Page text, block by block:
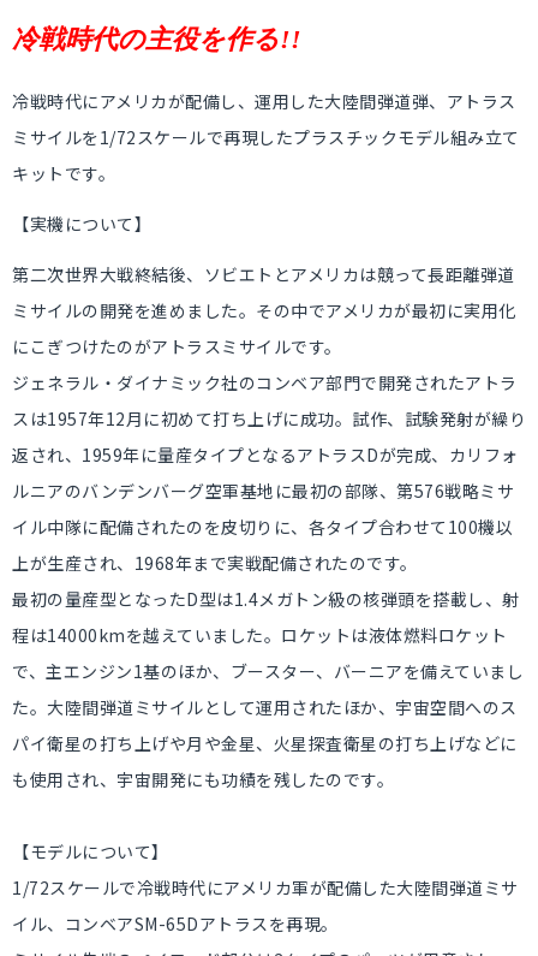
冷戦時代の主役を作る!!
冷戦時代にアメリカが配備し、運用した大陸間弾道弾、アトラス
ミサイルを1/72スケールで再現したプラスチックモデル組み立て
キットです。
【実機について】
第二次世界大戦終結後、ソビエトとアメリカは競って長距離弾道
ミサイルの開発を進めました。その中でアメリカが最初に実用化
にこぎつけたのがアトラスミサイルです。
ジェネラル・ダイナミック社のコンベア部門で開発されたアトラ
スは1957年12月に初めて打ち上げに成功。試作、試験発射が繰り
返され、1959年に量産タイプとなるアトラスDが完成、カリフォ
ルニアのバンデンバーグ空軍基地に最初の部隊、第576戦略ミサ
イル中隊に配備されたのを皮切りに、各タイプ合わせて100機以
上が生産され、1968年まで実戦配備されたのです。
最初の量産型となったD型は1.4メガトン級の核弾頭を搭載し、射
程は14000kmを越えていました。ロケットは液体燃料ロケット
で、主エンジン1基のほか、ブースター、バーニアを備えていまし
た。大陸間弾道ミサイルとして運用されたほか、宇宙空間へのス
パイ衛星の打ち上げや月や金星、火星探査衛星の打ち上げなどに
も使用され、宇宙開発にも功績を残したのです。
【モデルについて】
1/72スケールで冷戦時代にアメリカ軍が配備した大陸間弾道ミサ
イル、コンベアSM-65Dアトラスを再現。